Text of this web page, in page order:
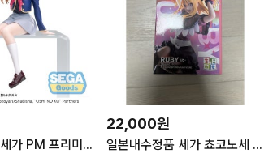
최애의 아이 세가 PM 프리미엄 쵸코노세 호시노 루비 교복 ver. 1개
22,000원
일본내수정품 세가 쵸코노세 최애의 아이 루비 피규어 1개